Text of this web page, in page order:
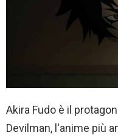
Akira Fudo è il
Devilman, l'anime più